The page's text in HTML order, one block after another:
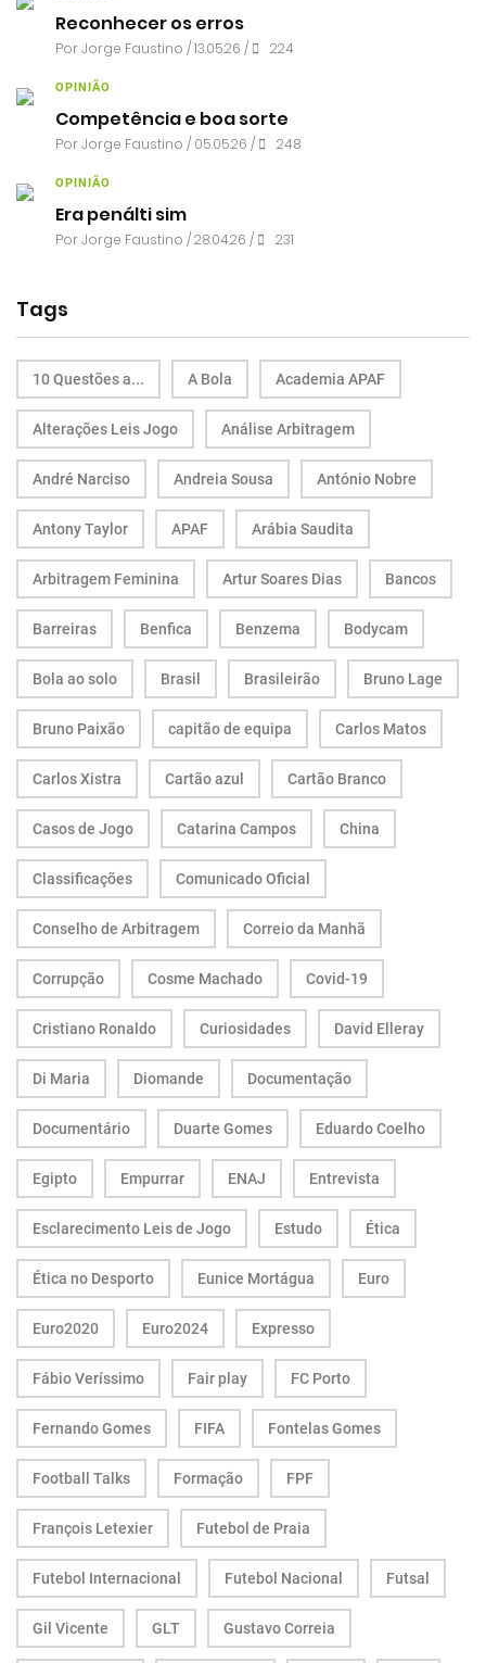
Reconhecer os erros
PorJorge Faustino / 13.05.26 / 224
OPINIÃO
Competência e boa sorte
PorJorge Faustino / 05.05.26 / 248
OPINIÃO
Era penálti sim
PorJorge Faustino / 28.04.26 / 231
Tags
10 Questões a... A Bola Academia APAF
Alterações Leis Jogo Análise Arbitragem
André Narciso Andreia Sousa António Nobre
Antony Taylor APAF Arábia Saudita
Arbitragem Feminina Artur Soares Dias Bancos
Barreiras Benfica Benzema Bodycam
Bola ao solo Brasil Brasileirão Bruno Lage
Bruno Paixão capitão de equipa Carlos Matos
Carlos Xistra Cartão azul Cartão Branco
Casos de Jogo Catarina Campos China
Classificações Comunicado Oficial
Conselho de Arbitragem Correio da Manhã
Corrupção Cosme Machado Covid-19
Cristiano Ronaldo Curiosidades David Elleray
Di Maria Diomande Documentação
Documentário Duarte Gomes Eduardo Coelho
Egipto Empurrar ENAJ Entrevista
Esclarecimento Leis de Jogo Estudo Ética
Ética no Desporto Eunice Mortágua Euro
Euro2020 Euro2024 Expresso
Fábio Veríssimo Fair play FC Porto
Fernando Gomes FIFA Fontelas Gomes
Football Talks Formação FPF
François Letexier Futebol de Praia
Futebol Internacional Futebol Nacional Futsal
Gil Vicente GLT Gustavo Correia